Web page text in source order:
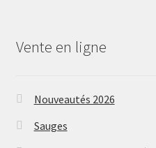
Vente en ligne
Nouveautés 2026
Sauges